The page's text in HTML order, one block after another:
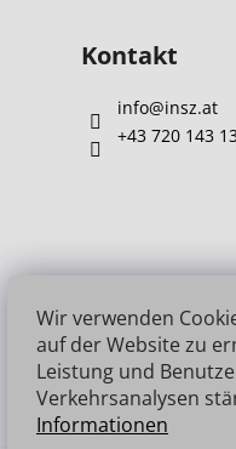
Wir verwenden
auf der Website zu
Leistung und
Verkehrsanalysen
Informationen
Kontakt
info@insz.at
+43 720 143